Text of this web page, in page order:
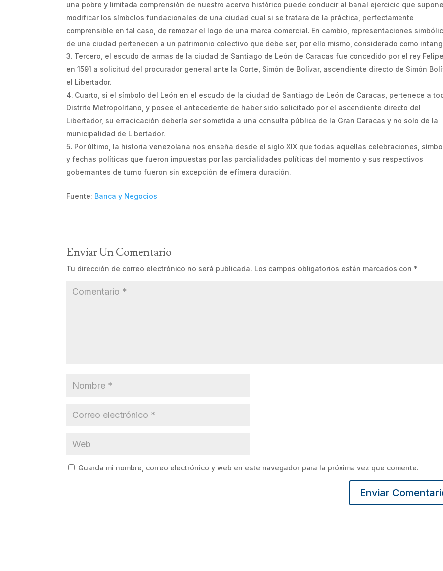
una pobre y limitada comprensión de nuestro acervo histórico puede conducir al banal ejercicio que
modificar los símbolos fundacionales de una ciudad cual si se tratara de la práctica, perfectamente
comprensible en tal caso, de remozar el logo de una marca comercial. En cambio, representaciones
de una ciudad pertenecen a un patrimonio colectivo que debe ser, por ello mismo, considerado como
Tercero, el escudo de armas de la ciudad de Santiago de León de Caracas fue concedido por el rey
en 1591 a solicitud del procurador general ante la Corte, Simón de Bolívar, ascendiente directo de Simón
el Libertador.
Cuarto, si el símbolo del León en el escudo de la ciudad de Santiago de León de Caracas, pertenece a
Distrito Metropolitano, y posee el antecedente de haber sido solicitado por el ascendiente directo del
Libertador, su erradicación debería ser sometida a una consulta pública de la Gran Caracas y no solo de la
municipalidad de Libertador.
Por último, la historia venezolana nos enseña desde el siglo XIX que todas aquellas celebraciones,
y fechas políticas que fueron impuestas por las parcialidades políticas del momento y sus respectivos
gobernantes de turno fueron sin excepción de efímera duración.
Fuente: Banca y Negocios
Enviar Un Comentario
Tu dirección de correo electrónico no será publicada. Los campos obligatorios están marcados con *
Guarda mi nombre, correo electrónico y web en este navegador para la próxima vez que comente.